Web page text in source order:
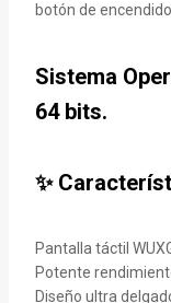
botón de encendido.
Sistema
64 bits.
✨
Pantalla táctil
Potente
Diseño ultra